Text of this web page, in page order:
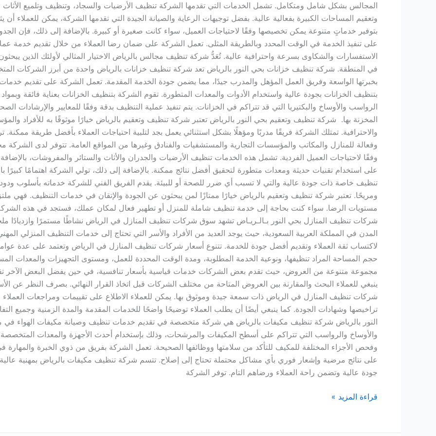
المجالس بشكل شامل ومتكامل. تشمل الخدمات التي تقدمها الشركة تنظيف الأرضيات والسجاد، وتنظيف وتلميع الأثاث
وتعقيم المساحات الكبيرة بفعالية عالية. بفضل توجيهات الرعاية والصيانة الجيدة التي تقدمها الشركة، يمكن للعملاء
بتوفير خدماتٍ متنوعة يمكن تخصيصها وفقًا لاحتياجات العميل، سواء كانت صغيرة أو كبيرة. بالإضافة إلى ذلك، فإن
على تنفيذ الخدمة في الوقت المحدد وبالطريقة المثلى. تعمل الشركة على ضمان رضا العملاء من خلال تقديم خدمة
الاستفسارات والشكاوى بسرعة واحترافية عالية. تُعَدُّ شركة تنظيف مجالس بالرياض الاختيار المثالي لأولئك الذين
في المنطقة. شركة تنظيف خزانات بحي النور بالرياض تعد شركة تنظيف خزانات بالرياض واحدة من أبرز الشركات
بخبرتها الواسعة وفريق العمل المؤهل والمدرب جيدًا، مما يضمن جودة الخدمة المقدمة. تعمل الشركة على تقديم
بتنظيف الخزانات بجودة عالية واستخدام الأدوات والمعدات المتطورة. تقوم الشركة بتنظيف الخزانات بعناية فائقة
الرواسب والأوساخ والبكتيريا التي قد تتراكم في الخزانات. يتم تنفيذ عملية التنظيف بدقة وفقًا للمعايير والإرشادات
المخزنة بها. شركة تنظيف وتعقيم بحي النور بالرياض تعتبر شركة تنظيف وتعقيم بالرياض خيارًا موثوقًا به للأفراد
والاحترافية. تمتلك الشركة فريقًا مدربًا ومؤهلًا بشكل استثنائي يعمل بجد لتلبية احتياجات العملاء بأفضل طريقة
وفعالة للمنازل والمكاتب والمؤسسات التجارية والمستشفيات والفنادق وغيرها من المواقع العامة. تتوفر لدى
وفقًا لاحتياجات العميل الفردية. تشمل هذه الخدمات تنظيف الأرضيات والجدران والأثاث والستائر والمفروشات،
على استخدام تقنيات حديثة ومعدات متطورة لتحقيق أفضل نتائج ممكنة. بالإضافة إلى ذلك، تولي الشركة اهتمامًا كبيرًا
تنظيف خاصة ذات جودة عالية والتي لا تسبب أي ضرر للصحة أو للبيئة. يقدم الفريق الفني للشركة خدماته بأسلوب
ومريحًا. تعتبر شركة تنظيف وتعقيم بالرياض خيارًا ممتازًا لمن يبحثون عن الجودة والإتقان في خدمات التنظيف. فهي
مستويات الرضا. سواء كنت بحاجة إلى خدمة تنظيف شاملة للمنزل أو تطهير فعال لمكان عملك، فستجد في هذه الشركة
شركات تنظيف المنازل بحي النور بـالـريـاض تشهد سوق شركات تنظيف المنازل في الرياض نشاطًا مستمرًا وازديادًا
المدن في المملكة العربية السعودية، حيث يوجد العديد من الأفراد والأسر التي تحتاج إلى خدمات التنظيف المنزلي
لاكتساب ثقة العملاء وتقديم أفضل جودة للخدمة. تتنوع أسعار شركات تنظيف المنازل في الرياض وتعتمد على عدة
حجم المساحة المراد تنظيفها، ونوعية الخدمة المطلوبة، ومدة الوقت المحددة للعمل، ومستوى التجهيزات والمعدات
مجموعة متنوعة من العروض، حيث تقدم بعض الشركات خدمات قياسية بأسعار تنافسية، في حين يفضل البعض الآخر
ينبغي للعملاء البحث والمقارنة بين العروض المتاحة من مختلف الشركات قبل اتخاذ القرار النهائي. بصرف النظر عن
شركات تنظيف المنازل في الرياض ذات سمعة جيدة وموثوق بها. يمكن للعملاء الاطلاع على تقييمات ومراجعات
تراخيصها وشهادات الجودة. كما ينبغي أيضًا أن يطلب العملاء توضيحًا واضحًا للخدمات المقدمة والمدة الزمنية وجميع
النور بالرياض شركة تنظيف مكيفات بالرياض هي شركة متخصصة في تقديم خدمات تنظيف وصيانة مكيفات الهواء في
والأوساخ والرواسب التي تتراكم على أسطح المكيفات والمرشحات، وذلك بإستخدام أحدث الأجهزة والمعدات
وفحص الأجزاء المختلفة للمكيف للتأكد من سلامتها ووظائفها الصحيحة. تعمل الشركة بفريق من ذوي الخبرة
على نتائج مرضية وإشعار فوري بأي مشاكل محتملة تحتاج إلى إصلاح. تتسم شركة تنظيف مكيفات بالرياض بمهنية
جودة عالية وتضمن راحة العملاء ورضاهم التام. توفر الشركة
قراءة المزيد »